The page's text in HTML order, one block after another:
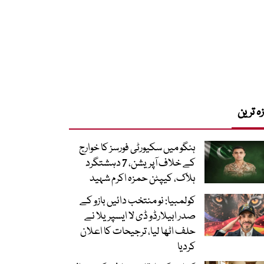
ترین
ہنگو میں سکیورٹی فورسز کا خوارج
کے خلاف آپریشن، 7 دہشتگرد
ہلاک، کیپٹن حمزہ اکرم شہید
کولمبیا: نو منتخب دائیں بازو کے
صدر ابیلارڈو ڈی لا ایسپریلا نے
حلف اٹھا لیا، ترجیحات کا اعلان
کردیا